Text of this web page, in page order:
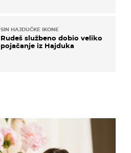
SIN HAJDUČKE IKONE
Rudeš službeno dobio veliko
pojačanje iz Hajduka